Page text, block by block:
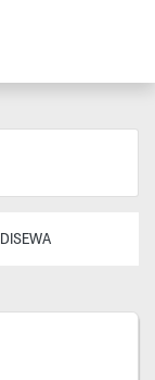
DISEWA